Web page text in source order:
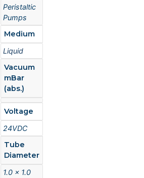
Peristaltic
Pumps
Medium
Liquid
Vacuum
mBar
(abs.)
Voltage
24VDC
Tube
Diameter
1.0 x 1.0